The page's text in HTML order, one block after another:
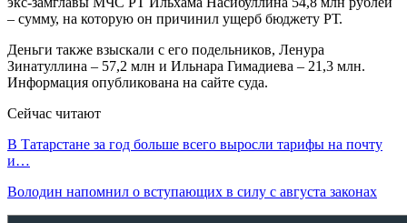
– сумму, на которую он причинил ущерб бюджету РТ.
Деньги также взыскали с его подельников, Ленура
Зинатуллина – 57,2 млн и Ильнара Гимадиева – 21,3 млн.
Информация опубликована на сайте суда.
Сейчас читают
В Татарстане за год больше всего выросли тарифы на почту
и…
Володин напомнил о вступающих в силу с августа законах